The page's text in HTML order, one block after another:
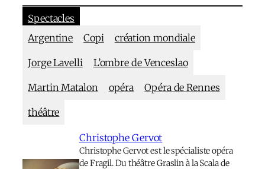
Spectacles
Argentine
Copi création mondiale
Jorge Lavelli L’ombre de Venceslao
Martin Matalon opéra Opéra de Rennes
théâtre
Christophe Gervot
Christophe Gervot est le spécialiste opéra
de Fragil. Du théâtre Graslin à la Scala de